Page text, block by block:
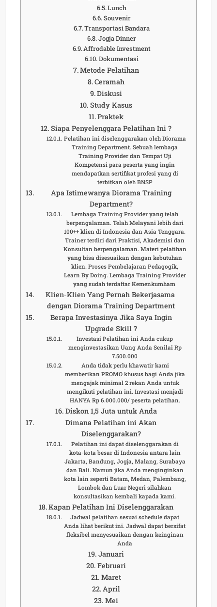
Lunch
Souvenir
Transportasi Bandara
Jogja Dinner
Affrodable Investment
Dokumentasi
Metode Pelatihan
Ceramah
Diskusi
Study Kasus
Praktek
Siapa Penyelenggara Pelatihan Ini ?
Pelatihan ini diselenggarakan oleh Diorama
Training Department. Sebuah lembaga
Training Provider dan Tempat Uji
Kompetensi para peserta yang ingin
mendapatkan sertifikat profesi yang di
terbitkan oleh BNSP
Apa Istimewanya Diorama Training
Department?
Lembaga Training Provider yang telah
berpengalaman. Telah Melayani lebih dari
100++ klien di Indonesia dan Asia Tenggara.
Trainer terdiri dari Praktisi, Akademisi dan
Konsultan berpengalaman. Materi pelatihan
yang bisa disesuaikan dengan kebutuhan
klien. Proses Pembelajaran Pedagogik,
Learn By Doing. Lembaga Training Provider
yang sudah terdaftar Kemenkumham
Klien-Klien Yang Pernah Bekerjasama
dengan Diorama Training Department
Berapa Investasinya Jika Saya Ingin
Upgrade Skill ?
Investasi Pelatihan ini Anda cukup
menginvestasikan Uang Anda Senilai Rp
7.500.000
Anda tidak perlu khawatir kami
memberikan PROMO khusus bagi Anda jika
mengajak minimal 2 rekan Anda untuk
mengikuti pelatihan ini. Investasi menjadi
HANYA Rp 6.000.000/ peserta pelatihan.
Diskon 1,5 Juta untuk Anda
Dimana Pelatihan ini Akan
Diselenggarakan?
Pelatihan ini dapat diselenggarakan di
kota-kota besar di Indonesia antara lain
Jakarta, Bandung, Jogja, Malang, Surabaya
dan Bali. Namun jika Anda menginginkan
kota lain seperti Batam, Medan, Palembang,
Lombok dan Luar Negeri silahkan
konsultasikan kembali kapada kami.
Kapan Pelatihan Ini Diselenggarakan
Jadwal pelatihan sesuai schedule dapat
Anda lihat berikut ini. Jadwal dapat bersifat
fleksibel menyesuaikan dengan keinginan
Anda
Januari
Februari
Maret
April
Mei